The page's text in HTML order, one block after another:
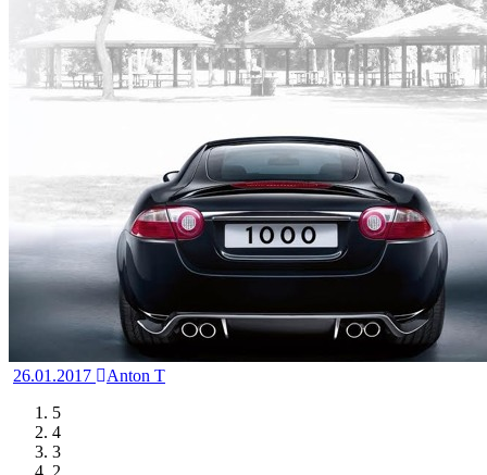
26.01.2017
Anton T
5
4
3
2